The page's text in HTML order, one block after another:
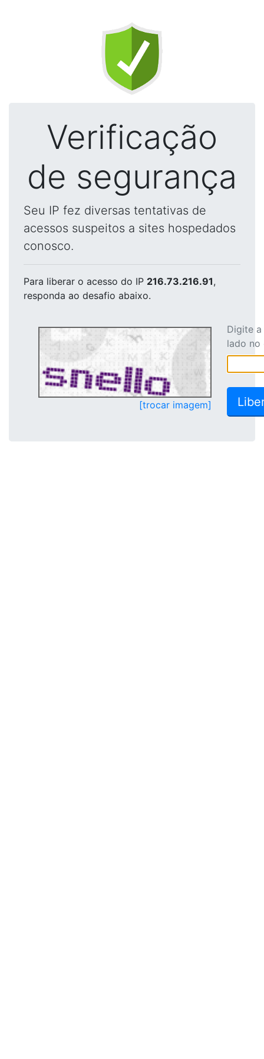
Verificação
de segurança
Seu IP fez diversas tentativas de
acessos suspeitos a sites hospedados
conosco.
Para liberar o acesso do IP 216.73.216.91,
responda ao desafio abaixo.
[trocar imagem]
Digite
lado no